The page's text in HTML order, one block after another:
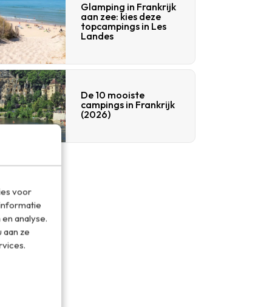
voor
analyse.
ze
Glamping in Frankrijk
aan zee: kies deze
topcampings in Les
Landes
De 10 mooiste
campings in Frankrijk
(2026)